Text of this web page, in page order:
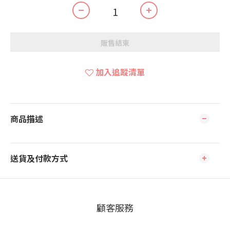
販售結束
加入追蹤清單
商品描述
送貨及付款方式
顧客服務